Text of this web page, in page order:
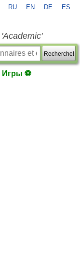
RU EN DE ES
Recherche!
Игры ⚽